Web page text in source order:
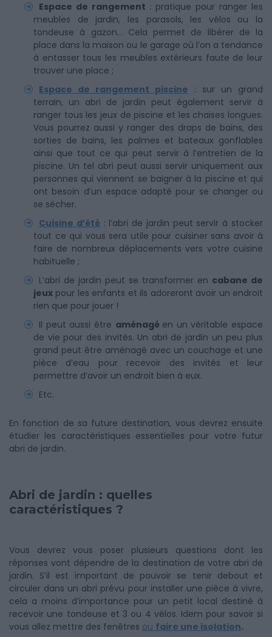
Espace de rangement : pratique pour ranger les
meubles de jardin, les parasols, les vélos ou la
tondeuse à gazon… Cela permet de libérer de la
place dans la maison ou le garage où l’on a tendance
à entasser tous les meubles extérieurs faute de leur
trouver une place ;
Espace de rangement piscine : sur un grand
terrain, un abri de jardin peut également servir à
ranger tous les jeux de piscine et les chaises longues.
Vous pourrez aussi y ranger des draps de bains, des
sorties de bains, les palmes et bateaux gonflables
ainsi que tout ce qui peut servir à l’entretien de la
piscine. Un tel abri peut aussi servir uniquement aux
personnes qui viennent se baigner à la piscine et qui
ont besoin d’un espace adapté pour se changer ou
se sécher.
Cuisine d’été : l’abri de jardin peut servir à stocker
tout ce qui vous sera utile pour cuisiner sans avoir à
faire de nombreux déplacements vers votre cuisine
habituelle ;
L’abri de jardin peut se transformer en cabane de
jeux pour les enfants et ils adoreront avoir un endroit
rien que pour jouer !
Il peut aussi être aménagé en un véritable espace
de vie pour des invités. Un abri de jardin un peu plus
grand peut être aménagé avec un couchage et une
pièce d’eau pour recevoir des invités et leur
permettre d’avoir un endroit bien à eux.
Etc.
En fonction de sa future destination, vous devrez ensuite
étudier les caractéristiques essentielles pour votre futur
abri de jardin.
Abri de jardin : quelles
caractéristiques ?
Vous devrez vous poser plusieurs questions dont les
réponses vont dépendre de la destination de votre abri de
jardin. S’il est important de pouvoir se tenir debout et
circuler dans un abri prévu pour installer une pièce à vivre,
cela a moins d’importance pour un petit local destiné à
recevoir une tondeuse et 3 ou 4 vélos. Idem pour savoir si
vous allez mettre des fenêtres ou faire une isolation.